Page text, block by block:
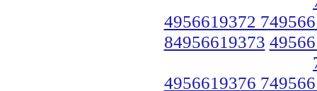
4956619372
84956619373
4956619376